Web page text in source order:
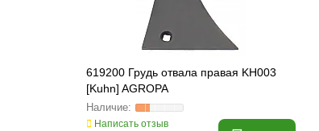
619200 Грудь отвала правая KH003
[Kuhn] AGROPA
Написать отзыв